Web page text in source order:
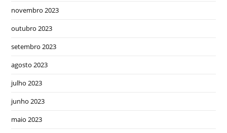
novembro 2023
outubro 2023
setembro 2023
agosto 2023
julho 2023
junho 2023
maio 2023